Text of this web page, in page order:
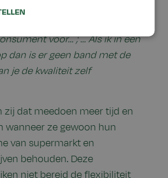
een goed initiatief, maar
voor… ; … Als ik in een
dan is er geen band met de
je de kwaliteit zelf
zij dat meedoen meer tijd en
wanneer ze gewoon hun
van supermarkt en
behouden. Deze
niet bereid de flexibiliteit